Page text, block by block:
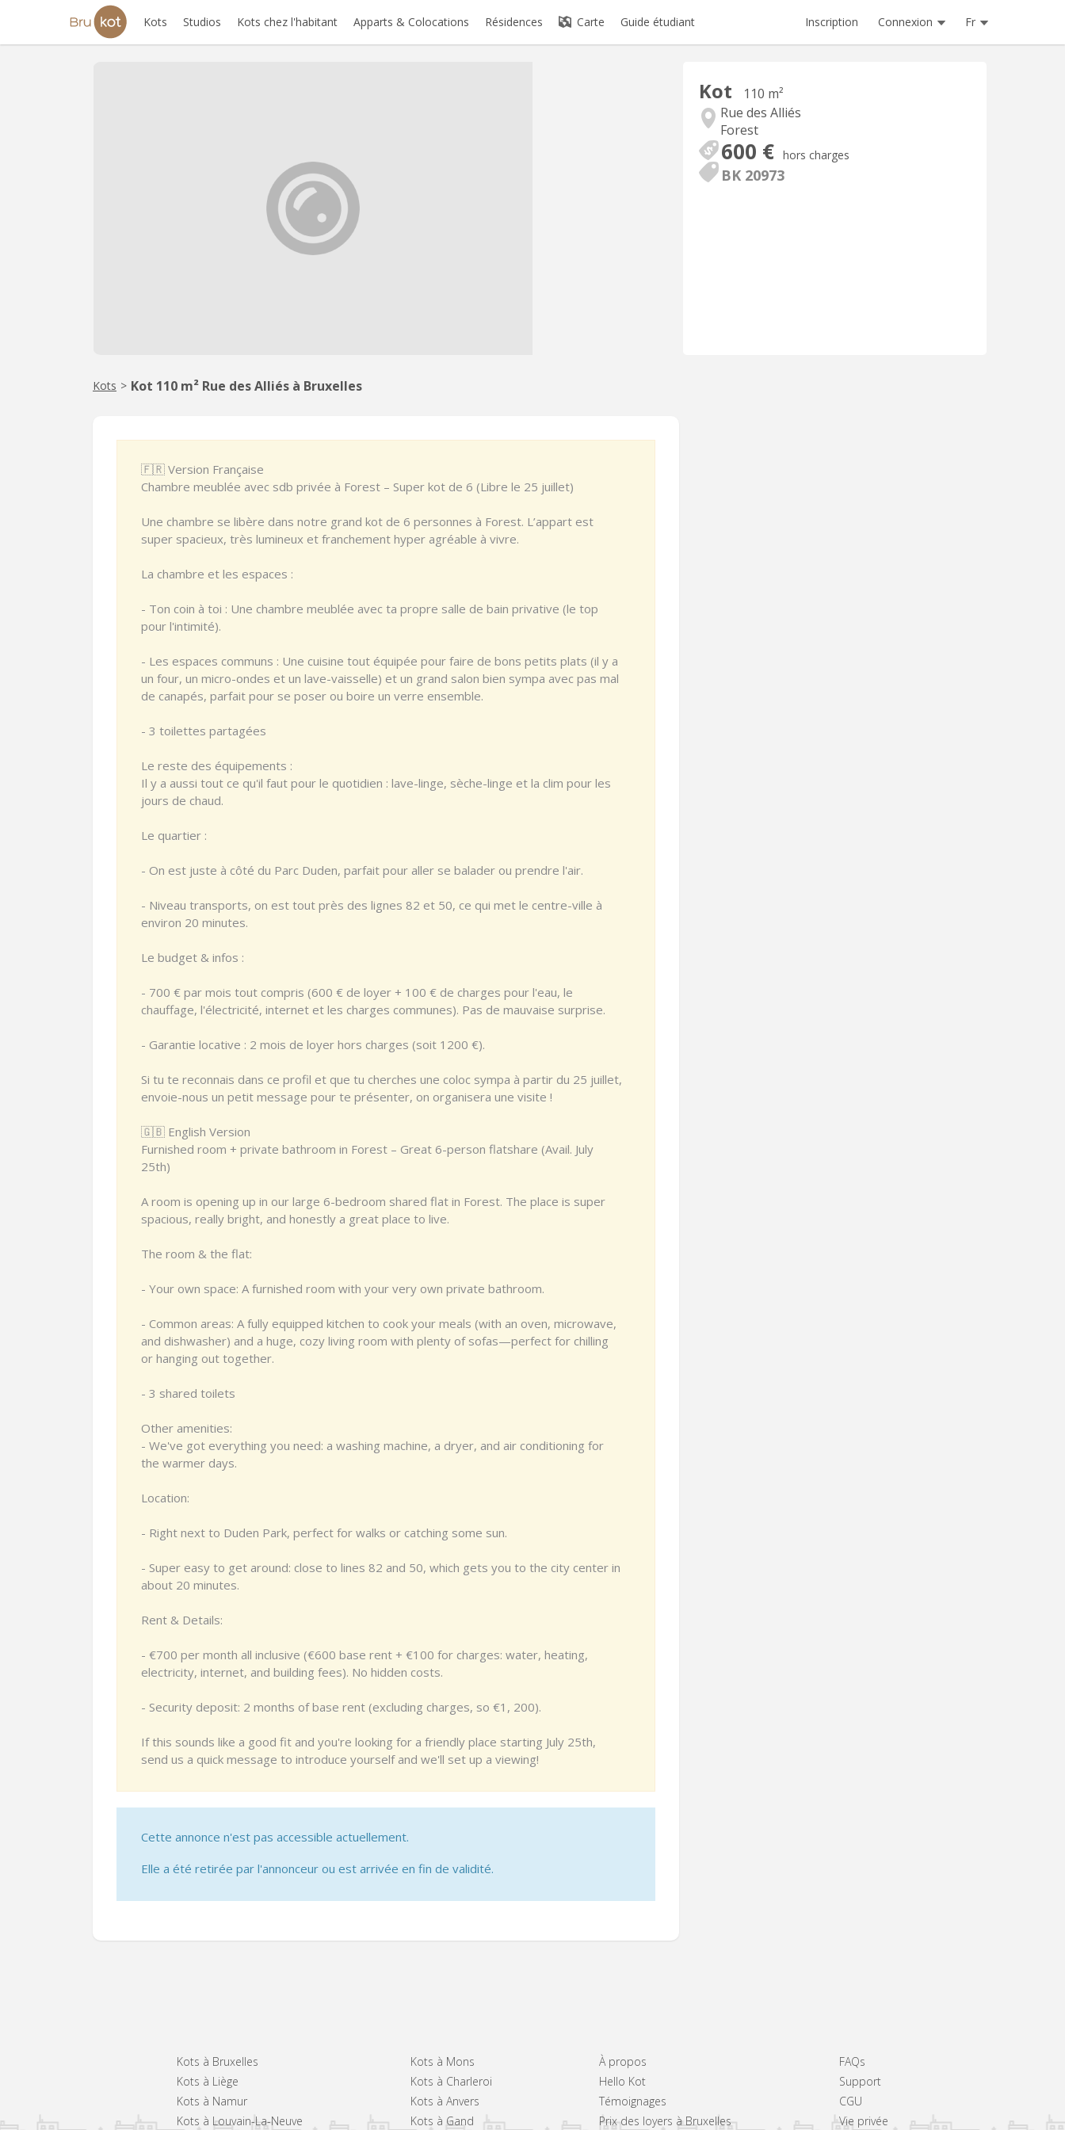
Kots Studios Kots chez l'habitant Apparts & Colocations Résidences Carte Guide étudiant Inscription Connexion Fr
Kot
110 m²
Rue des Alliés
Forest
600 € hors charges
BK 20973
Kots > Kot 110 m² Rue des Alliés à Bruxelles
🇫🇷 Version Française
Chambre meublée avec sdb privée à Forest – Super kot de 6 (Libre le 25 juillet)
Une chambre se libère dans notre grand kot de 6 personnes à Forest. L’appart est
super spacieux, très lumineux et franchement hyper agréable à vivre.
La chambre et les espaces :
- Ton coin à toi : Une chambre meublée avec ta propre salle de bain privative (le top
pour l'intimité).
- Les espaces communs : Une cuisine tout équipée pour faire de bons petits plats (il y a
un four, un micro-ondes et un lave-vaisselle) et un grand salon bien sympa avec pas mal
de canapés, parfait pour se poser ou boire un verre ensemble.
- 3 toilettes partagées
Le reste des équipements :
Il y a aussi tout ce qu'il faut pour le quotidien : lave-linge, sèche-linge et la clim pour les
jours de chaud.
Le quartier :
- On est juste à côté du Parc Duden, parfait pour aller se balader ou prendre l'air.
- Niveau transports, on est tout près des lignes 82 et 50, ce qui met le centre-ville à
environ 20 minutes.
Le budget & infos :
- 700 € par mois tout compris (600 € de loyer + 100 € de charges pour l'eau, le
chauffage, l'électricité, internet et les charges communes). Pas de mauvaise surprise.
- Garantie locative : 2 mois de loyer hors charges (soit 1200 €).
Si tu te reconnais dans ce profil et que tu cherches une coloc sympa à partir du 25 juillet,
envoie-nous un petit message pour te présenter, on organisera une visite !
🇬🇧 English Version
Furnished room + private bathroom in Forest – Great 6-person flatshare (Avail. July
25th)
A room is opening up in our large 6-bedroom shared flat in Forest. The place is super
spacious, really bright, and honestly a great place to live.
The room & the flat:
- Your own space: A furnished room with your very own private bathroom.
- Common areas: A fully equipped kitchen to cook your meals (with an oven, microwave,
and dishwasher) and a huge, cozy living room with plenty of sofas—perfect for chilling
or hanging out together.
- 3 shared toilets
Other amenities:
- We've got everything you need: a washing machine, a dryer, and air conditioning for
the warmer days.
Location:
- Right next to Duden Park, perfect for walks or catching some sun.
- Super easy to get around: close to lines 82 and 50, which gets you to the city center in
about 20 minutes.
Rent & Details:
- €700 per month all inclusive (€600 base rent + €100 for charges: water, heating,
electricity, internet, and building fees). No hidden costs.
- Security deposit: 2 months of base rent (excluding charges, so €1, 200).
If this sounds like a good fit and you're looking for a friendly place starting July 25th,
send us a quick message to introduce yourself and we'll set up a viewing!
Cette annonce n'est pas accessible actuellement.
Elle a été retirée par l'annonceur ou est arrivée en fin de validité.
Kots à Bruxelles
Kots à Liège
Kots à Namur
Kots à Louvain-La-Neuve
Kots à Mons
Kots à Charleroi
Kots à Anvers
Kots à Gand
À propos
Hello Kot
Témoignages
Prix des loyers à Bruxelles
FAQs
Support
CGU
Vie privée